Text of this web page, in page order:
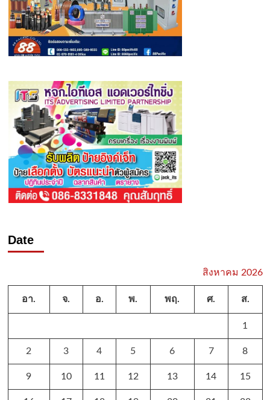
Date
สิงหาคม 2026
อา. จ. อ. พ. พฤ. ศ. ส.
1
2 3 4 5 6 7 8
9 10 11 12 13 14 15